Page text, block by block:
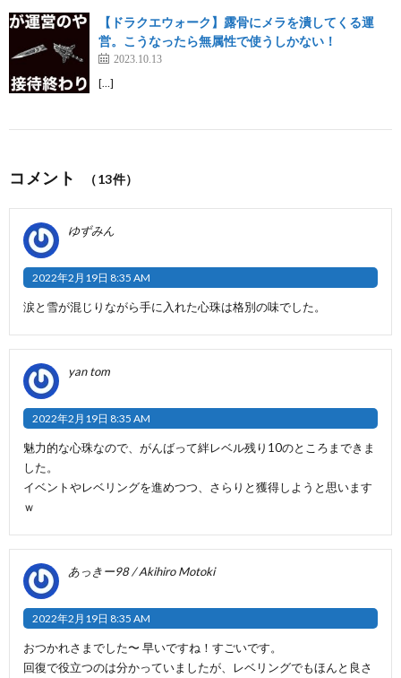
【ドラクエウォーク】露骨にメラを潰してくる運
営。こうなったら無属性で使うしかない！
2023.10.13
[…]
コメント （13件）
ゆずみん
2022年2月19日 8:35 AM
涙と雪が混じりながら手に入れた心珠は格別の味でした。
yan tom
2022年2月19日 8:35 AM
魅力的な心珠なので、がんばって絆レベル残り10のところまできま
した。
イベントやレベリングを進めつつ、さらりと獲得しようと思います
ｗ
あっきー98 / Akihiro Motoki
2022年2月19日 8:35 AM
おつかれさまでした〜 早いですね！すごいです。
回復で役立つのは分かっていましたが、レベリングでもほんと良さ